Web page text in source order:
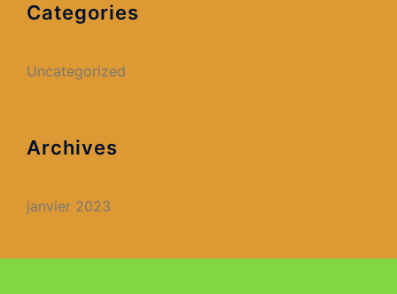
Categories
Uncategorized
Archives
janvier 2023